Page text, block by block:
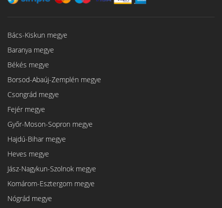
Bács-Kiskun megye
Baranya megye
Békés megye
Borsod-Abaúj-Zemplén megye
Csongrád megye
Fejér megye
Győr-Moson-Sopron megye
Hajdú-Bihar megye
Heves megye
Jász-Nagykun-Szolnok megye
Komárom-Esztergom megye
Nógrád megye